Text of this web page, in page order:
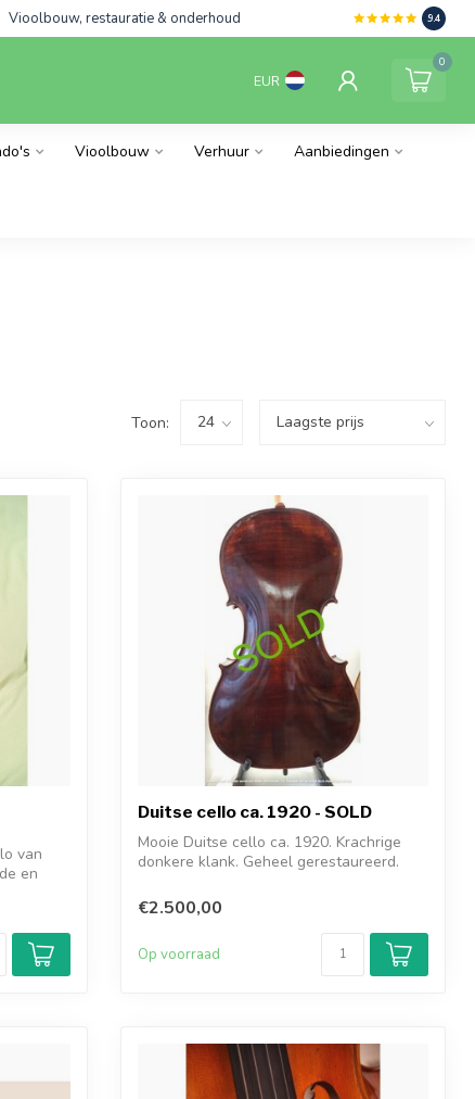
Vioolbouw, restauratie & onderhoud 9.4
EUR
0
Vioolbouw Verhuur Aanbiedingen
Toon:
van
en
Duitse cello ca. 1920 - SOLD
Mooie Duitse cello ca. 1920. Krachrige
donkere klank. Geheel gerestaureerd.
€2.500,00
Op voorraad